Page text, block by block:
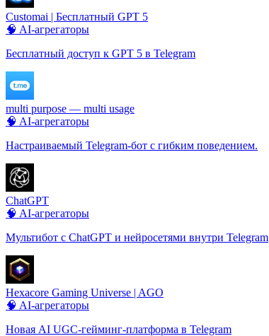
Customai | Бесплатный GPT 5
🧠 AI-агрегаторы
Бесплатный доступ к GPT 5 в Telegram
multi purpose — multi usage
🧠 AI-агрегаторы
Настраиваемый Telegram-бот с гибким поведением.
ChatGPT
🧠 AI-агрегаторы
Мультибот с ChatGPT и нейросетями внутри Telegram
Hexacore Gaming Universe | AGO
🧠 AI-агрегаторы
Новая AI UGC-гейминг-платформа в Telegram